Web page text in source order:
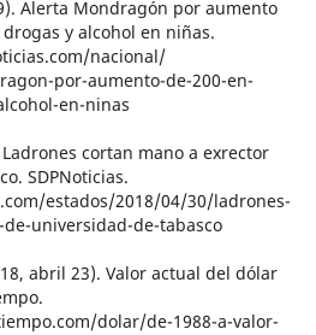
Alerta Mondragón por aumento
y alcohol en niñas.
nacional/
por-aumento-de-200-en-
en-ninas
cortan mano a exrector
SDPNoticias.
estados/2018/04/30/ladrones-
universidad-de-tabasco
abril 23). Valor actual del dólar
dolar/de-1988-a-valor-